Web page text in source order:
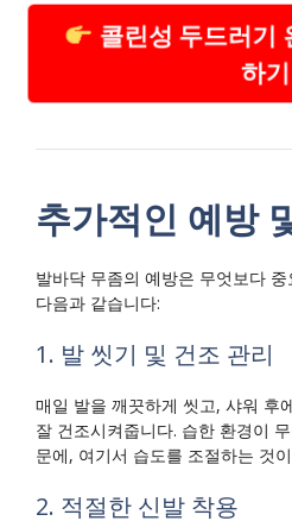
콜린성 두드러기
하기
추가적인 예방
발바닥 무좀의 예방은 무엇보다
다음과 같습니다:
1. 발 씻기 및 건조 관리
매일 발을 깨끗하게 씻고, 샤워 후
잘 건조시켜줍니다. 습한 환경이
문에, 여기서 습도를 조절하는 것
2. 적절한 신발 착용